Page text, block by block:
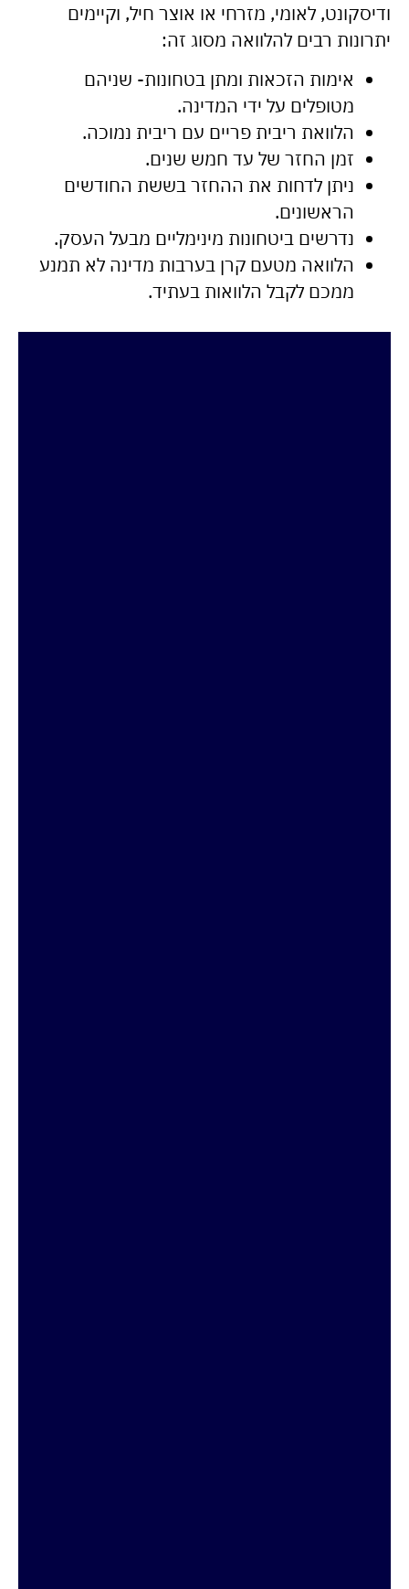
ודיסקונט, לאומי, מזרחי או אוצר חיל, וקיימים
יתרונות רבים להלוואה מסוג זה:
אימות הזכאות ומתן בטחונות- שניהם
מטופלים על ידי המדינה.
הלוואת ריבית פריים עם ריבית נמוכה.
זמן החזר של עד חמש שנים.
ניתן לדחות את ההחזר בששת החודשים
הראשונים.
נדרשים ביטחונות מינימליים מבעל העסק.
הלוואה מטעם קרן בערבות מדינה לא תמנע
ממכם לקבל הלוואות בעתיד.